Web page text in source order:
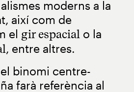
moderns a la
així com de
el gir espacial o la
, entre altres.
binomi centre-
farà referència al